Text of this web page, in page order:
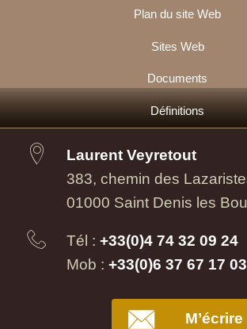
Plan du site Web
Sites Web
Documents
Définitions
Laurent Veyretout
383, chemin des
01000 Saint Denis les
Tél : +33(0)4 74 32 09 24
Mob : +33(0)6 37 67 17 03
M’écrire